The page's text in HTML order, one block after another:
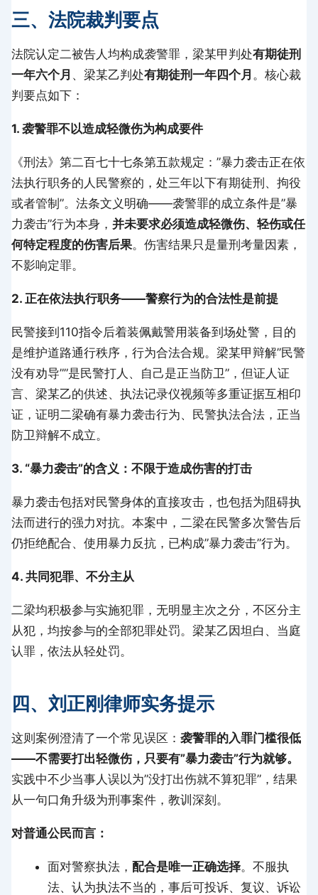
三、法院裁判要点
法院认定二被告人均构成袭警罪，梁某甲判处有期徒刑
一年六个月 、梁某乙判处有期徒刑一年四个月 。核心裁
判要点如下：
1. 袭警罪不以造成轻微伤为构成要件
《刑法》第二百七十七条第五款规定：”暴力袭击正在依
法执行职务的人民警察的，处三年以下有期徒刑、拘役
或者管制”。法条文义明确——袭警罪的成立条件是”暴
力袭击”行为本身， 并未要求必须造成轻微伤、轻伤或任
何特定程度的伤害后果。伤害结果只是量刑考量因素，
不影响定罪。
2. 正在依法执行职务——警察行为的合法性是前提
民警接到110指令后着装佩戴警用装备到场处警，目的
是维护道路通行秩序，行为合法合规。梁某甲辩解”民警
没有劝导””是民警打人、自己是正当防卫”，但证人证
言、梁某乙的供述、执法记录仪视频等多重证据互相印
证，证明二梁确有暴力袭击行为、民警执法合法，正当
防卫辩解不成立。
3. “暴力袭击”的含义：不限于造成伤害的打击
暴力袭击包括对民警身体的直接攻击，也包括为阻碍执
法而进行的强力对抗。本案中，二梁在民警多次警告后
仍拒绝配合、使用暴力反抗，已构成”暴力袭击”行为。
4. 共同犯罪、不分主从
二梁均积极参与实施犯罪，无明显主次之分，不区分主
从犯，均按参与的全部犯罪处罚。梁某乙因坦白、当庭
认罪，依法从轻处罚。
四、刘正刚律师实务提示
这则案例澄清了一个常见误区： 袭警罪的入罪门槛很低
——不需要打出轻微伤，只要有”暴力袭击”行为就够。
实践中不少当事人误以为”没打出伤就不算犯罪”，结果
从一句口角升级为刑事案件，教训深刻。
对普通公民而言：
面对警察执法， 配合是唯一正确选择。不服执
法、认为执法不当的，事后可投诉、复议、诉讼